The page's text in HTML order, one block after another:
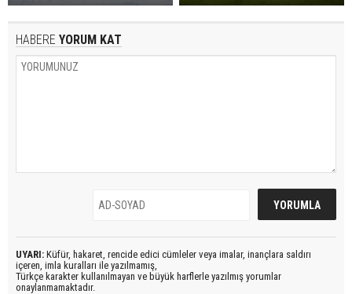
HABERE YORUM KAT
UYARI: Küfür, hakaret, rencide edici cümleler veya imalar, inançlara saldırı
içeren, imla kuralları ile yazılmamış,
Türkçe karakter kullanılmayan ve büyük harflerle yazılmış yorumlar
onaylanmamaktadır.